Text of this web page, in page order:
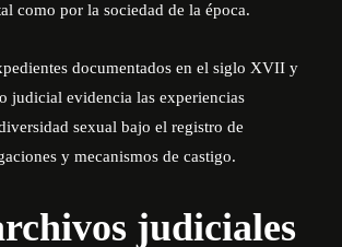
como por la sociedad de la época.
documentados en el siglo XVII y
judicial evidencia las experiencias
sexual bajo el registro de
y mecanismos de castigo.
judiciales